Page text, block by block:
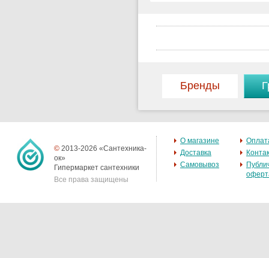
Бренды
© 2013-2026 «Сантехника-
ок»
Гипермаркет сантехники
Все права защищены
О магазине
Доставка
Самовывоз